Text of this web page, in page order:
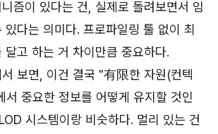
즘이 있다는 건, 실제로 돌려보면서 임
다는 의미다. 프로파일링 툴 없이 최
달고 하는 거 차이만큼 중요하다.
보면, 이건 결국 "有限한 자원(컨텍
서 중요한 정보를 어떻게 유지할 것인
시스템이랑 비슷하다. 멀리 있는 건